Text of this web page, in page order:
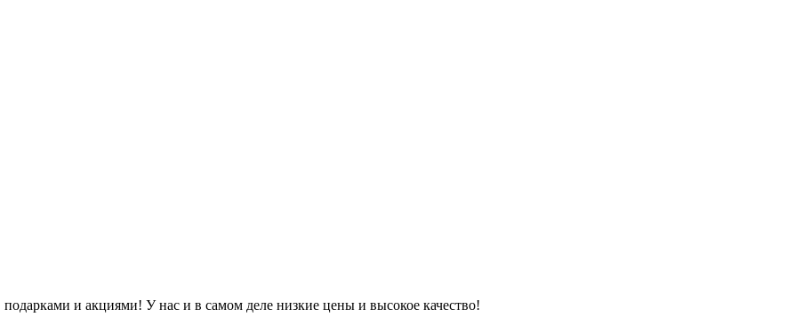
и акциями! У нас и в самом деле низкие цены и высокое качество!